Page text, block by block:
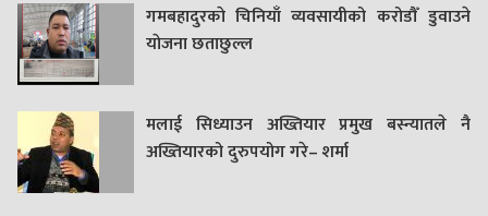
गमबहादुरकाे चिनियाँ व्यवसायीको करोडौँ डुवाउने
याेजना छताछुल्ल
मलाई सिध्याउन अख्तियार प्रमुख बस्न्यातले नै
अख्तियारको दुरुपयोग गरे– शर्मा